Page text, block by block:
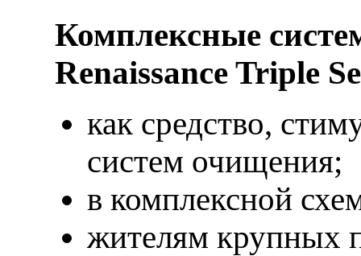
Комплексные
Renaissance Triple
как средство,
систем очищения;
в комплексной
жителям крупных